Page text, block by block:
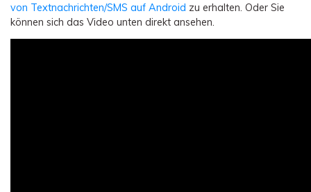
von Textnachrichten/SMS auf Android zu erhalten. Oder Sie
können sich das Video unten direkt ansehen.